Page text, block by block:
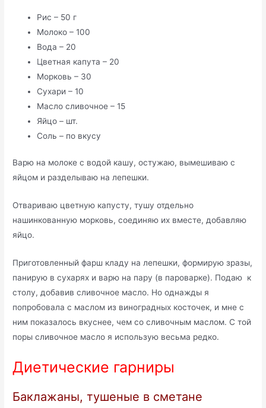
Рис – 50 г
Молоко – 100
Вода – 20
Цветная капута – 20
Морковь – 30
Сухари – 10
Масло сливочное – 15
Яйцо – шт.
Соль – по вкусу
Варю на молоке с водой кашу, остужаю, вымешиваю с
яйцом и разделываю на лепешки.
Отвариваю цветную капусту, тушу отдельно
нашинкованную морковь, соединяю их вместе, добавляю
яйцо.
Приготовленный фарш кладу на лепешки, формирую зразы,
панирую в сухарях и варю на пару (в пароварке). Подаю к
столу, добавив сливочное масло. Но однажды я
попробовала с маслом из виноградных косточек, и мне с
ним показалось вкуснее, чем со сливочным маслом. С той
поры сливочное масло я использую весьма редко.
Диетические гарниры
Баклажаны, тушеные в сметане